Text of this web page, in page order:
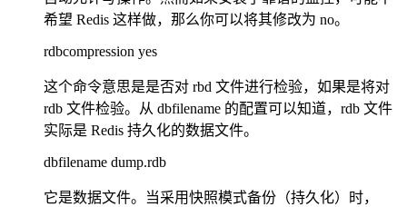
希望 Redis 这样做，那么你可以将其修改为 no。
rdbcompression yes
这个命令意思是是否对 rbd 文件进行检验，如果是将对
rdb 文件检验。从 dbfilename 的配置可以知道，rdb 文件
实际是 Redis 持久化的数据文件。
dbfilename dump.rdb
它是数据文件。当采用快照模式备份（持久化）时，